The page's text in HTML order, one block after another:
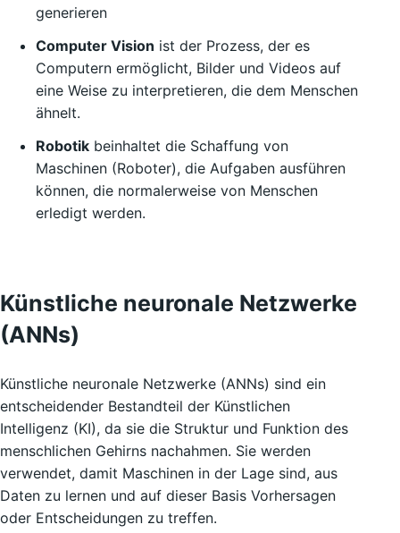
generieren
Computer Vision ist der Prozess, der es
Computern ermöglicht, Bilder und Videos auf
eine Weise zu interpretieren, die dem Menschen
ähnelt.
Robotik beinhaltet die Schaffung von
Maschinen (Roboter), die Aufgaben ausführen
können, die normalerweise von Menschen
erledigt werden.
Künstliche neuronale Netzwerke
(ANNs)
Künstliche neuronale Netzwerke (ANNs) sind ein
entscheidender Bestandteil der Künstlichen
Intelligenz (KI), da sie die Struktur und Funktion des
menschlichen Gehirns nachahmen. Sie werden
verwendet, damit Maschinen in der Lage sind, aus
Daten zu lernen und auf dieser Basis Vorhersagen
oder Entscheidungen zu treffen.